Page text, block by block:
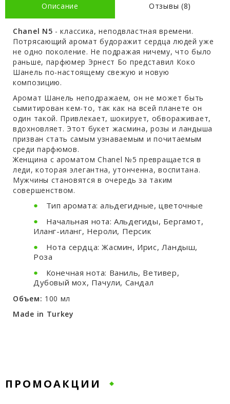
Описание Отзывы (8)
Chanel N5 - классика, неподвластная времени.
Потрясающий аромат будоражит сердца людей уже
не одно поколение. Не подражая ничему, что было
раньше, парфюмер Эрнест Бо представил Коко
Шанель по-настоящему свежую и новую
композицию.
Аромат Шанель неподражаем, он не может быть
сымитирован кем-то, так как на всей планете он
один такой. Привлекает, шокирует, обвораживает,
вдохновляет. Этот букет жасмина, розы и ландыша
призван стать самым узнаваемым и почитаемым
среди парфюмов.
Женщина с ароматом Chanel №5 превращается в
леди, которая элегантна, утонченна, воспитана.
Мужчины становятся в очередь за таким
совершенством.
Тип аромата: альдегидные, цветочные
Начальная нота: Альдегиды, Бергамот,
Иланг-иланг, Нероли, Персик
Нота сердца: Жасмин, Ирис, Ландыш,
Роза
Конечная нота: Ваниль, Ветивер,
Дубовый мох, Пачули, Сандал
Объем: 100 мл
Made in Turkey
ПРОМОАКЦИИ